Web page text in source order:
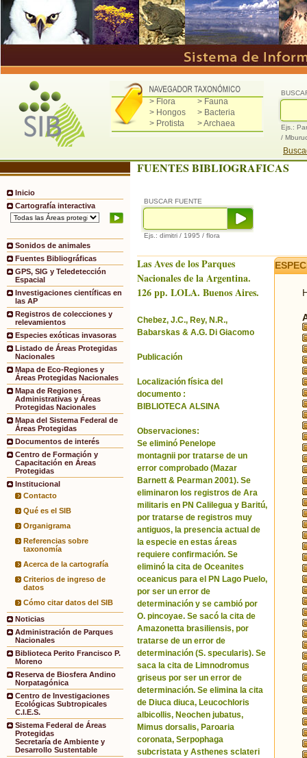
> Flora
> Fauna
> Hongos
> Bacteria
> Protista
> Archaea
Ejs.:
/
Inicio
Cartografía interactiva
Sonidos de animales
Fuentes Bibliográficas
GPS, SIG y Teledetección
Espacial
Investigaciones científicas en
las AP
Registros de colecciones y
relevamientos
Especies exóticas invasoras
Listado de Áreas Protegidas
Nacionales
Mapa de Eco-Regiones y
Áreas Protegidas Nacionales
Mapa de Regiones
Administrativas y Áreas
Protegidas Nacionales
Mapa del Sistema Federal de
Áreas Protegidas
Documentos de interés
Centro de Formación y
Capacitación en Áreas
Protegidas
Institucional
Contacto
Qué es el SIB
Organigrama
Referencias sobre
taxonomía
Acerca de la cartografía
Criterios de ingreso de
datos
Cómo citar datos del SIB
Noticias
Administración de Parques
Nacionales
Biblioteca Perito Francisco P.
Moreno
Reserva de Biosfera Andino
Norpatagónica
Centro de Investigaciones
Ecológicas Subtropicales
C.I.E.S.
Sistema Federal de Áreas
Protegidas
Secretaría de Ambiente y
Desarrollo Sustentable
FUENTES BIBLIOGRAFICAS
BUSCAR FUENTE
Ejs.: dimitri / 1995 / flora
Las Aves de los Parques
Nacionales de la Argentina.
126 pp. LOLA. Buenos Aires.
Chebez, J.C., Rey, N.R.,
Babarskas & A.G. Di Giacomo
Publicación
Localización física del
documento :
BIBLIOTECA ALSINA
Observaciones:
Se eliminó Penelope
montagnii por tratarse de un
error comprobado (Mazar
Barnett & Pearman 2001). Se
eliminaron los registros de Ara
militaris en PN Calilegua y Baritú,
por tratarse de registros muy
antiguos, la presencia actual de
la especie en estas áreas
requiere confirmación. Se
eliminó la cita de Oceanites
oceanicus para el PN Lago Puelo,
por ser un error de
determinación y se cambió por
O. pincoyae. Se sacó la cita de
Amazonetta brasiliensis, por
tratarse de un error de
determinación (S. specularis). Se
saca la cita de Limnodromus
griseus por ser un error de
determinación. Se elimina la cita
de Diuca diuca, Leucochloris
albicollis, Neochen jubatus,
Mimus dorsalis, Paroaria
coronata, Serpophaga
subcristata y Asthenes sclateri